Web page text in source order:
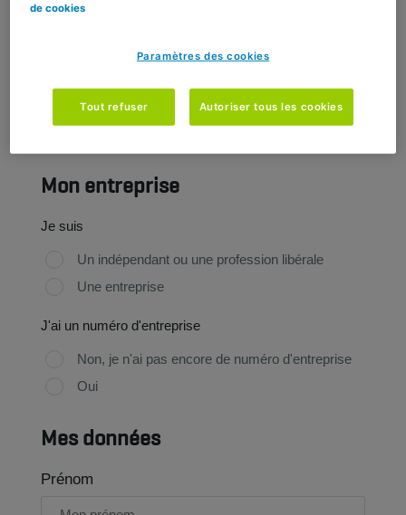
Caractère(s) restant(s) : 500
Mon entreprise
Je suis
Un indépendant ou une profession libérale
Une entreprise
J'ai un numéro d'entreprise
Non, je n'ai pas encore de numéro d'entreprise
Oui
Mes données
Prénom
de cookies
Paramètres des cookies
Tout refuser Autoriser tous les cookies